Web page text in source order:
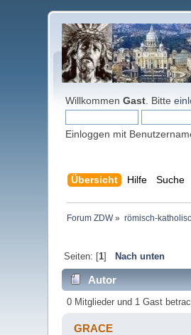
WillkommenGast . Bitte
Einloggen mit
Übersicht Hilfe Suche
Forum ZDW» römisch-
Seiten: [1] Nach unten
Autor
0 Mitglieder und 1 Gast
GRACE